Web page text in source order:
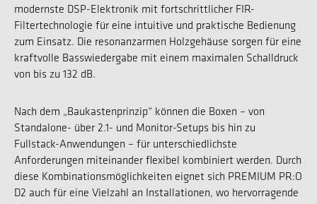
modernste DSP-Elektronik mit fortschrittlicher FIR-
Filtertechnologie für eine intuitive und praktische Bedienung
zum Einsatz. Die resonanzarmen Holzgehäuse sorgen für eine
kraftvolle Basswiedergabe mit einem maximalen Schalldruck
von bis zu 132 dB.
Nach dem „Baukastenprinzip“ können die Boxen – von
Standalone- über 2.1- und Monitor-Setups bis hin zu
Fullstack-Anwendungen – für unterschiedlichste
Anforderungen miteinander flexibel kombiniert werden. Durch
diese Kombinationsmöglichkeiten eignet sich PREMIUM PR:O
D2 auch für eine Vielzahl an Installationen, wo hervorragende